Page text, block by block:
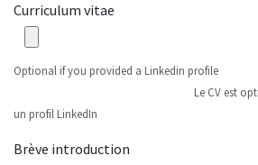
Curriculum vitae
Optional if you provided a Linkedin profile
Le CV est
un profil LinkedIn
Brève introduction